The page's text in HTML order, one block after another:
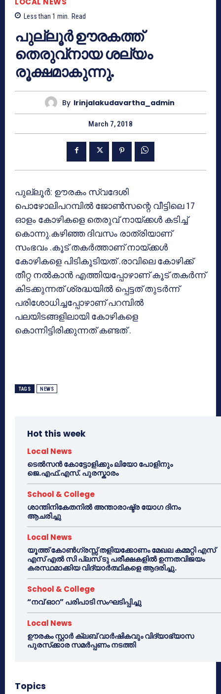
Less than 1 min. Read
പുല്ലൂര്‍ ഊരകത്ത്
തെരുവ്‌നായ ശല്യം
രൂക്ഷമാകുന്നു.
By Irinjalakudavartha_admin
March 7, 2018
പുല്ലൂര്‍: ഊരകം സ്വദേശി
പൊഴോലിപറമ്പില്‍ ജോണ്‍സന്റെ വീട്ടിലെ 17
ഓളം കോഴികളെ തെരുവ് നായ്ക്കള്‍ കടിച്ച്
കൊന്നു.കഴിഞ്ഞ ദിവസം രാത്രിയാണ്
സംഭവം .കൂട് തകര്‍ത്താണ് നായ്ക്കള്‍
കോഴികളെ പിടികൂടിയത് .രാവിലെ കോഴിക്ക്
തീറ്റ നല്‍കാന്‍ എത്തിയപ്പോഴാണ് കൂട് തകര്‍ന്ന്
കിടക്കുന്നത് ശ്രദ്ധയില്‍ പ്പെട്ടത് തുടര്‍ന്ന്
പരിശോധിച്ചപ്പോഴാണ് പറമ്പില്‍
പലയിടങ്ങളിലായി കോഴികളെ
കൊന്നിട്ടിരിക്കുന്നത് കണ്ടത് .
TAGS NEWS
Hot this week
Local News
ടെൽസൻ കോട്ടോളിക്കും ലിയോ പോളിനും
ജെ.എഫ്.എസ്. പുരസ്കാരം
School & College
ശാന്തിനികേതനിൽ അന്താരാഷ്ട്ര യോഗ ദിനം
ആചരിച്ചു
Local News
യൂത്ത് കോൺഗ്രസ്സ് തളിയക്കോണം മേഖല കമ്മറ്റി എസ്
എസ് എൽ സി പ്ലസ് ടു പരീക്ഷകളിൽ ഉന്നതവിജയം
കരസ്ഥമാക്കിയ വിദ്യാർത്ഥികളെ ആദരിച്ചു.
School & College
“നവ് ഓറ” പരിപാടി സംഘടിപ്പിച്ചു
Local News
ഊരകം സ്റ്റാർ ക്ലബ് വാർഷികവും വിദ്യാഭ്യാസ
പുരസ്‌ക്കാര സമർപ്പണം നടത്തി
Topics